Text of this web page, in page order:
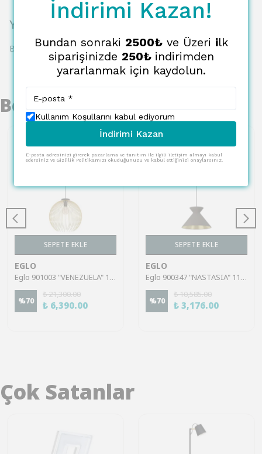
Yorumlar
Bu ürün için henüz yorum yapılmamış.
Benzer Ürünler
SEPETE EKLE
EGLO
Eglo 901003 "VENEZUELA" 110 Cm Yüksekliğinde Çelik Siyah, Gold Sarkıt Avize
%70
₺ 21,300.00
₺ 6,390.00
SEPETE EKLE
EGLO
Eglo 900347 "NASTASIA" 110 Cm Yüksekliğinde Çelik Siyah Sarkıt Avize
%70
₺ 10,585.00
₺ 3,176.00
Çok Satanlar
İndirimi Kazan!
Bundan sonraki 2500₺ve Üzeri ilk
siparişinizde 250₺ indirimden
yararlanmak için kaydolun.
Kullanım Koşullarını kabul ediyorum
İndirimi Kazan
E-posta adresinizi girerek pazarlama ve tanıtım ile ilgili iletişim almayı kabul
edersiniz ve Gizlilik Politikamızı okuduğunuzu ve kabul ettiğinizi onaylarsınız.